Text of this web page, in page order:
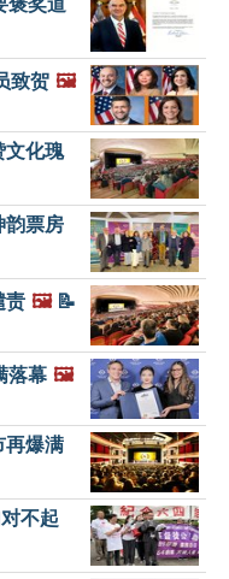
褒奖道
致贺 🖼️
文化瑰
韵票房
责 🖼️📝
落幕 🖼️
再爆满
不起